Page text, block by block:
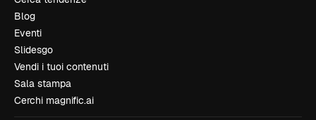
Blog
Eventi
Slidesgo
Vendi i tuoi contenuti
Sala stampa
Cerchi magnific.ai